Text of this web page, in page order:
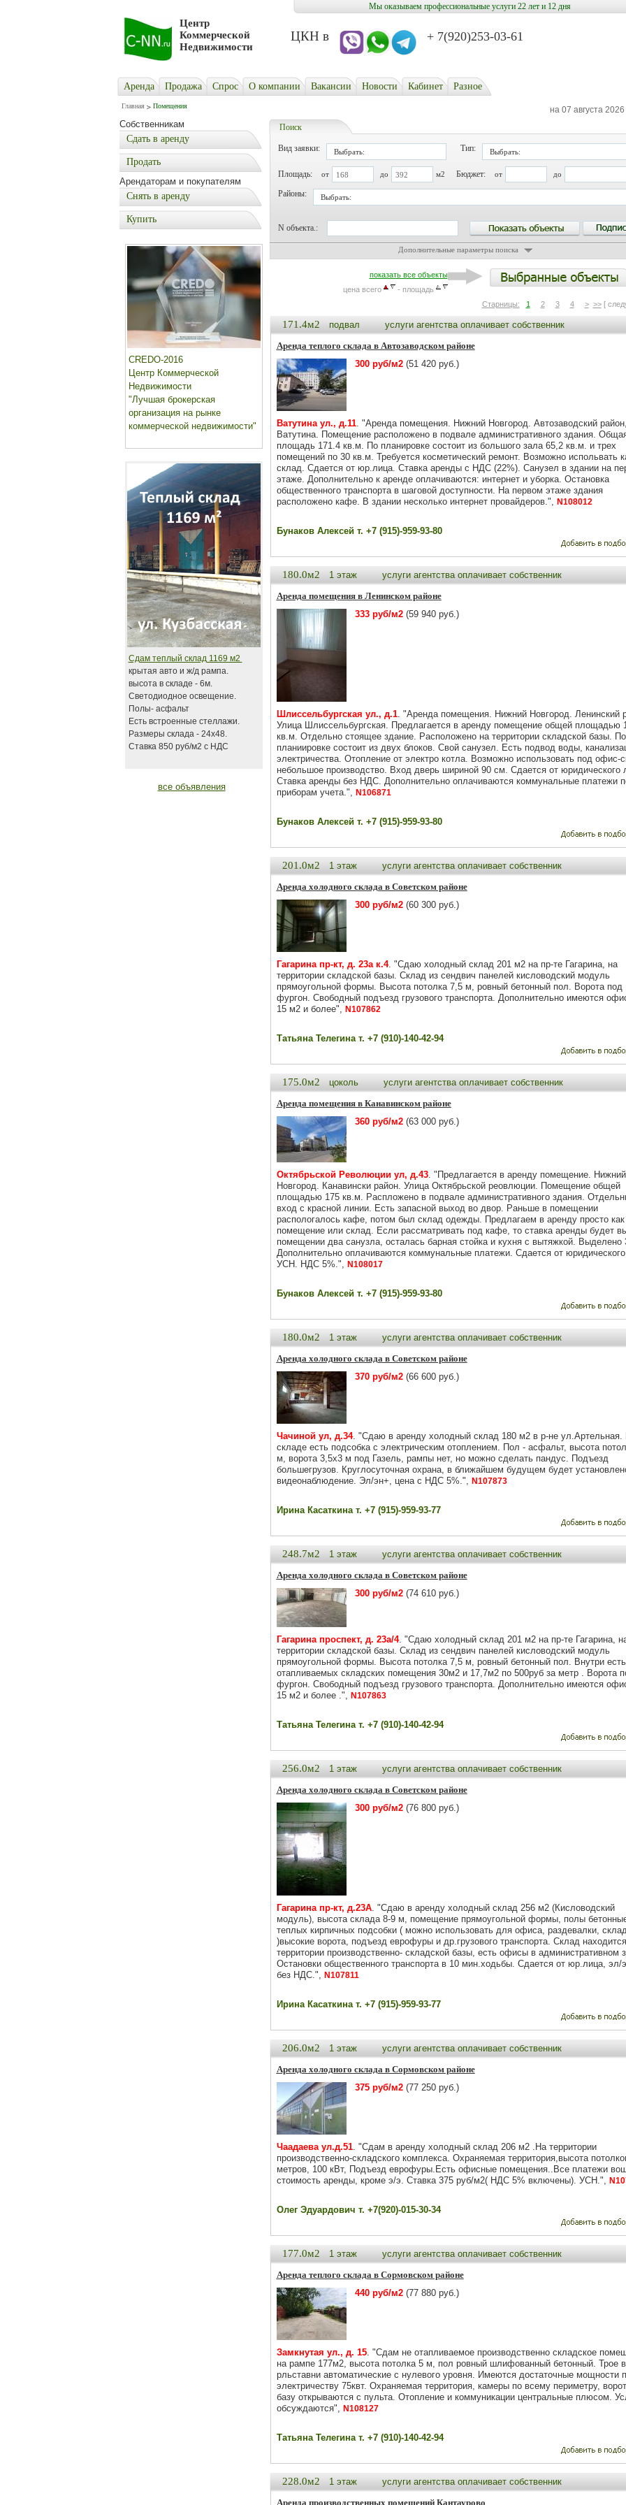
Мы оказываем профессиональные услуги 22 лет и 12 дня
Центр
Коммерческой
Недвижимости
ЦКН в + 7(920)253-03-61
Аренда Продажа Cпрос О компании Вакансии Новости Кабинет Разное
Главная Помещения на 07 августа
Поиск
Вид заявки: Выбрать: Тип: Выбрать:
Площадь: от до м2 Бюджет: от до
Районы: Выбрать:
N объекта.:
Дополнительные параметры поиска
показать все объекты
цена всего
- площадь
Старницы:
1 2 3 4 > >>[
171.4м2 подвал
услуги агентства оплачивает собственник
Аренда теплого склада в Автозаводском районе
300 руб/м2(51 420 руб.)
Ватутина ул., д.11. "Аренда помещения. Нижний Новгород. Автозаводский
Ватутина. Помещение расположено в подвале административного здания.
площадь 171.4 кв.м. По планировке состоит из большого зала 65,2 кв.м. и трех
помещений по 30 кв.м. Требуется косметический ремонт. Возможно испольвать
склад. Сдается от юр.лица. Ставка аренды с НДС (22%). Санузел в здании на
этаже. Дополнительно к аренде оплачиваются: интернет и уборка. Остановка
общественного транспорта в шаговой доступности. На первом этаже здания
расположено кафе. В здании несколько интернет провайдеров.", N108012
Бунаков Алексей т. +7 (915)-959-93-80
180.0м2 1 этаж
услуги агентства оплачивает собственник
Аренда помещения в Ленинском районе
333 руб/м2(59 940 руб.)
Шлиссельбургская ул., д.1. "Аренда помещения. Нижний Новгород. Ленинский
Улица Шлиссельбургская. Предлагается в аренду помещение общей площадью
кв.м. Отдельно стоящее здание. Расположено на территории складской базы. По
планиировке состоит из двух блоков. Свой санузел. Есть подвод воды,
электричества. Отопление от электро котла. Возможно использовать под офис-
небольшое производство. Вход дверь шириной 90 см. Сдается от юридического
Ставка аренды без НДС. Дополнительно оплачиваются коммунальные платежи
приборам учета.", N106871
Бунаков Алексей т. +7 (915)-959-93-80
201.0м2 1 этаж
услуги агентства оплачивает собственник
Аренда холодного склада в Советском районе
300 руб/м2(60 300 руб.)
Гагарина пр-кт, д. 23а к.4. "Сдаю холодный склад 201 м2 на пр-те Гагарина, на
территории складской базы. Склад из сендвич панелей кисловодский модуль
прямоугольной формы. Высота потолка 7,5 м, ровный бетонный пол. Ворота под
фургон. Свободный подъезд грузового транспорта. Дополнительно имеются
15 м2 и более", N107862
Татьяна Телегина т. +7 (910)-140-42-94
175.0м2 цоколь
услуги агентства оплачивает собственник
Аренда помещения в Канавинском районе
360 руб/м2(63 000 руб.)
Октябрьской Революции ул, д.43. "Предлагается в аренду помещение. Нижний
Новгород. Канавински район. Улица Октябрьской реовлюции. Помещение общей
площадью 175 кв.м. Распложено в подвале административного здания.
вход с красной линии. Есть запасной выход во двор. Раньше в помещении
распологалось кафе, потом был склад одежды. Предлагаем в аренду просто как
помещение или склад. Если рассматривать под кафе, то ставка аренды будет
помещении два санузла, осталась барная стойка и кухня с вытяжкой. Выделено
Дополнительно оплачиваются коммунальные платежи. Сдается от
УСН. НДС 5%.", N108017
Бунаков Алексей т. +7 (915)-959-93-80
180.0м2 1 этаж
услуги агентства оплачивает собственник
Аренда холодного склада в Советском районе
370 руб/м2(66 600 руб.)
Чачиной ул, д.34. "Сдаю в аренду холодный склад 180 м2 в р-не ул.Артельная.
складе есть подсобка с электрическим отоплением. Пол - асфальт, высота
м, ворота 3,5х3 м под Газель, рампы нет, но можно сделать пандус. Подъезд
большегрузов. Круглосуточная охрана, в ближайшем будущем будет
видеонаблюдение. Эл/эн+, цена с НДС 5%.", N107873
Ирина Касаткина т. +7 (915)-959-93-77
248.7м2 1 этаж
услуги агентства оплачивает собственник
Аренда холодного склада в Советском районе
300 руб/м2(74 610 руб.)
Гагарина проспект, д. 23а/4. "Сдаю холодный склад 201 м2 на пр-те Гагарина,
территории складской базы. Склад из сендвич панелей кисловодский модуль
прямоугольной формы. Высота потолка 7,5 м, ровный бетонный пол. Внутри
отапливаемых складских помещения 30м2 и 17,7м2 по 500руб за метр . Ворота
фургон. Свободный подъезд грузового транспорта. Дополнительно имеются
15 м2 и более .", N107863
Татьяна Телегина т. +7 (910)-140-42-94
256.0м2 1 этаж
услуги агентства оплачивает собственник
Аренда холодного склада в Советском районе
300 руб/м2(76 800 руб.)
Гагарина пр-кт, д.23А. "Сдаю в аренду холодный склад 256 м2 (Кисловодский
модуль), высота склада 8-9 м, помещение прямоугольной формы, полы
теплых кирпичных подсобки ( можно использовать для офиса, раздевалки,
)высокие ворота, подъезд еврофуры и др.грузового транспорта. Склад
территории производственно- складской базы, есть офисы в административном
Остановки общественного транспорта в 10 мин.ходьбы. Сдается от юр.лица, эл/
без НДС.", N107811
Ирина Касаткина т. +7 (915)-959-93-77
206.0м2 1 этаж
услуги агентства оплачивает собственник
Аренда холодного склада в Сормовском районе
375 руб/м2(77 250 руб.)
Чаадаева ул.д.51. "Сдам в аренду холодный склад 206 м2 .На территории
производственно-складского комплекса. Охраняемая территория,высота
метров, 100 кВт, Подъезд еврофуры.Есть офисные помещения..Все платежи
стоимость аренды, кроме э/э. Ставка 375 руб/м2( НДС 5% включены). УСН.",
Олег Эдуардович т. +7(920)-015-30-34
177.0м2 1 этаж
услуги агентства оплачивает собственник
Аренда теплого склада в Сормовском районе
440 руб/м2(77 880 руб.)
Замкнутая ул., д. 15. "Сдам не отапливаемое производственно складское
на рампе 177м2, высота потолка 5 м, пол ровный шлифованный бетонный. Трое
рльставни автоматические с нулевого уровня. Имеются достаточные мощности
электричеству 75квт. Охраняемая территория, камеры по всему периметру,
базу открываются с пульта. Отопление и коммуникации центральные плюсом.
обсуждаются", N108127
Татьяна Телегина т. +7 (910)-140-42-94
228.0м2 1 этаж
услуги агентства оплачивает собственник
Аренда производственных помещений Кантаурово
Собственникам
Сдать в аренду
Продать
Арендаторам и покупателям
Снять в аренду
Купить
CREDO-2016
Центр Коммерческой
Недвижимости
"Лучшая брокерская
организация на рынке
коммерческой недвижимости"
Сдам теплый склад 1169 м2
крытая авто и ж/д рампа.
высота в складе - 6м.
Светодиодное освещение.
Полы- асфальт
Есть встроенные стеллажи.
Размеры склада - 24х48.
Ставка 850 руб/м2 с НДС
все объявления